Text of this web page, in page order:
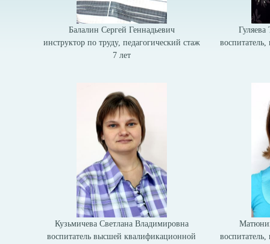
Балалин Сергей Геннадьевич
инструктор по труду, педагогический стаж
7 лет
Гуляева
воспитатель,
Кузьмичева Светлана Владимировна
воспитатель высшей квалификационной
воспитатель,